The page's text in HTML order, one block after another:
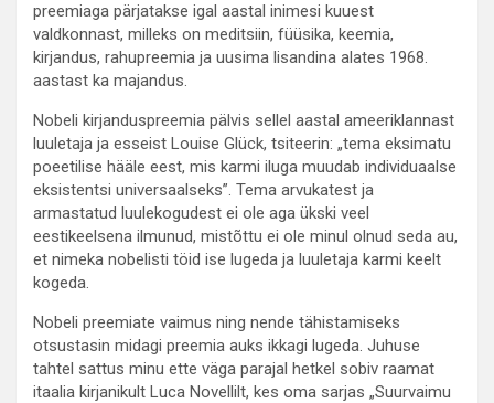
preemiaga pärjatakse igal aastal inimesi kuuest
valdkonnast, milleks on meditsiin, füüsika, keemia,
kirjandus, rahupreemia ja uusima lisandina alates 1968.
aastast ka majandus.
Nobeli kirjanduspreemia pälvis sellel aastal ameeriklannast
luuletaja ja esseist Louise Glück, tsiteerin: „tema eksimatu
poeetilise hääle eest, mis karmi iluga muudab individuaalse
eksistentsi universaalseks”. Tema arvukatest ja
armastatud luulekogudest ei ole aga ükski veel
eestikeelsena ilmunud, mistõttu ei ole minul olnud seda au,
et nimeka nobelisti töid ise lugeda ja luuletaja karmi keelt
kogeda.
Nobeli preemiate vaimus ning nende tähistamiseks
otsustasin midagi preemia auks ikkagi lugeda. Juhuse
tahtel sattus minu ette väga parajal hetkel sobiv raamat
itaalia kirjanikult Luca Novellilt, kes oma sarjas „Suurvaimu